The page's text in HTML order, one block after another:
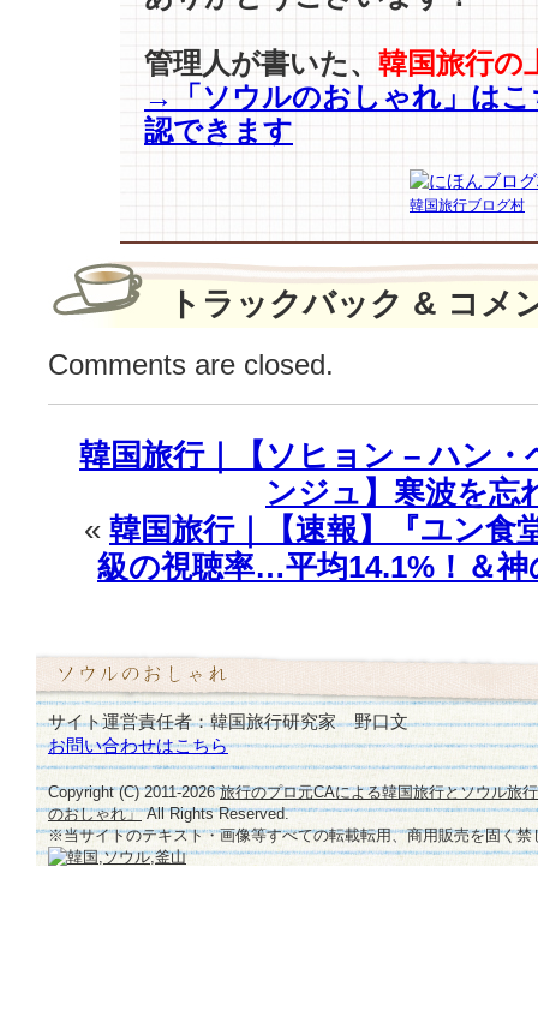
【ス
タ
家
xPD】
不
敗
管理人が書いた、 韓国旅行の
→「ソウルのおしゃれ」はこ
認できます
韓国旅行ブログ村
トラックバック & コメ
Comments are closed.
韓国旅行｜【ソヒョン – ハン
ンジュ】寒波を忘
« 韓国旅行｜【速報】『ユン食
級の視聴率…平均14.1%！＆
サイト運営責任者：韓国旅行研究家 野口文
お問い合わせはこちら
Copyright (C) 2011-2026旅行のプロ元CAによる韓国旅行とソウル旅
のおしゃれ」All Rights Reserved.
※当サイトのテキスト・画像等すべての転載転用、商用販売を固く禁